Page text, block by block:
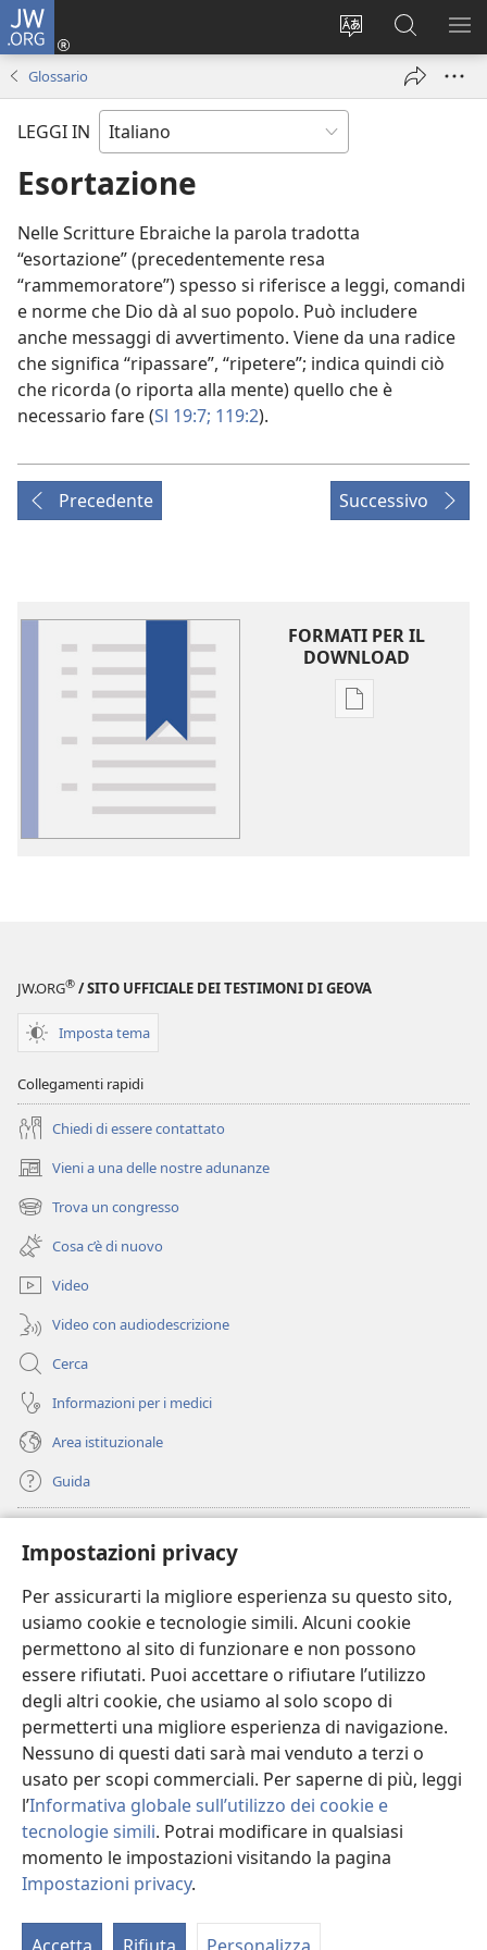
Impostazioni privacy
Per assicurarti la migliore esperienza su questo sito,
usiamo cookie e tecnologie simili. Alcuni cookie
permettono al sito di funzionare e non possono
essere rifiutati. Puoi accettare o rifiutare l’utilizzo
degli altri cookie, che usiamo al solo scopo di
permetterti una migliore esperienza di navigazione.
Nessuno di questi dati sarà mai venduto a terzi o
usato per scopi commerciali. Per saperne di più, leggi
l’Informativa globale sull’utilizzo dei cookie e
tecnologie simili. Potrai modificare in qualsiasi
momento le impostazioni visitando la pagina
Impostazioni privacy.
JW.ORG
Modificare
Accedi
(apre
finestra)
Cerca
in
JW.ORG
Glossario
LEGGI IN
Esortazione
Nelle Scritture Ebraiche la parola tradotta
“esortazione” (precedentemente resa
“rammemoratore”) spesso si riferisce a leggi, comandi
e norme che Dio dà al suo popolo. Può includere
anche messaggi di avvertimento. Viene da una radice
che significa “ripassare”, “ripetere”; indica quindi ciò
che ricorda (o riporta alla mente) quello che è
necessario fare (Sl 19:7; 119:2).
Precedente Successivo
FORMATI PER IL
DOWNLOAD
Opzioni
JW.ORG® / SITO UFFICIALE DEI TESTIMONI DI GEOVA
Imposta tema
Collegamenti rapidi
Chiedi di essere contattato
Vieni a una delle nostre adunanze
(apre
una
nuova
finestra)
Trova un congresso
(apre
una
nuova
finestra)
Cosa c’è di nuovo
Video
Video con audiodescrizione
Cerca
Informazioni per i medici
Area istituzionale
Guida
(apre
una
nuova
finestra)
BIBLIOTECA ONLINE Watchtower
(apre
una
nuova
finestra)
JW Hub
(apre
una
nuova
finestra)
JW Library
Watchtower Library®
Copyright© 2026 Watch Tower Bible and Tract Society of Pennsylvania.
CONDIZIONI D’USO
|